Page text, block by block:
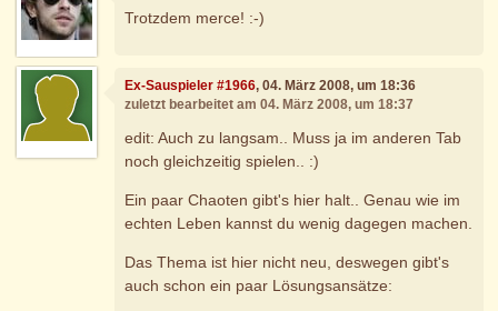
Trotzdem merce! :-)
Ex-Sauspieler #1966, 04. März 2008, um 18:36
zuletzt bearbeitet am 04. März 2008, um 18:37
edit: Auch zu langsam.. Muss ja im anderen Tab
noch gleichzeitig spielen.. :)
Ein paar Chaoten gibt's hier halt.. Genau wie im
echten Leben kannst du wenig dagegen machen.
Das Thema ist hier nicht neu, deswegen gibt's
auch schon ein paar Lösungsansätze: